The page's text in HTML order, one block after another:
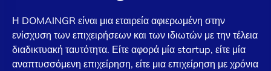
Η DOMAINGR είναι μια εταιρεία αφιερωμένη στην
ενίσχυση των επιχειρήσεων και των ιδιωτών με την τέλεια
διαδικτυακή ταυτότητα. Είτε αφορά μία startup, είτε μία
αναπτυσσόμενη επιχείρηση, είτε μια επιχείρηση με χρόνια